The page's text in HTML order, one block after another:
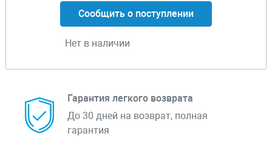
Сообщить о поступлении
Нет в наличии
Гарантия легкого возврата
До 30 дней на возврат, полная
гарантия